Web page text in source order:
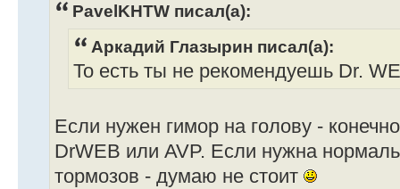
PavelKHTW писал(а):
Аркадий Глазырин писал(а):
То есть ты не рекомендуешь Dr.
Если нужен гимор на голову -
DrWEB или AVP. Если нужна
тормозов - думаю не стоит